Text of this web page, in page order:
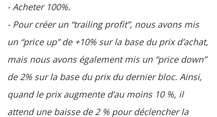
- Acheter 100%.
- Pour créer un “trailing profit”, nous avons mis
un “price up” de +10% sur la base du prix d’achat,
mais nous avons également mis un “price down”
de 2% sur la base du prix du dernier bloc. Ainsi,
quand le prix augmente d’au moins 10 %, il
attend une baisse de 2 % pour déclencher la